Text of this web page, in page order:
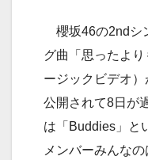
櫻坂46の2ndシ
グ曲「思ったよ
ージックビデオ
公開されて8日が
は「Buddies」と
メンバーみんな